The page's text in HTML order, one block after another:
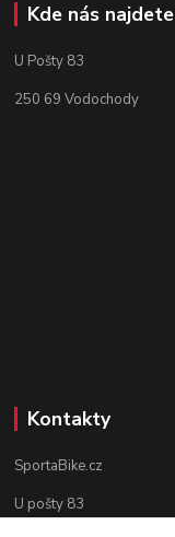
Kde nás najdete
U Pošty 83
250 69 Vodochody
Kontakty
SportaBike.cz
U pošty 83